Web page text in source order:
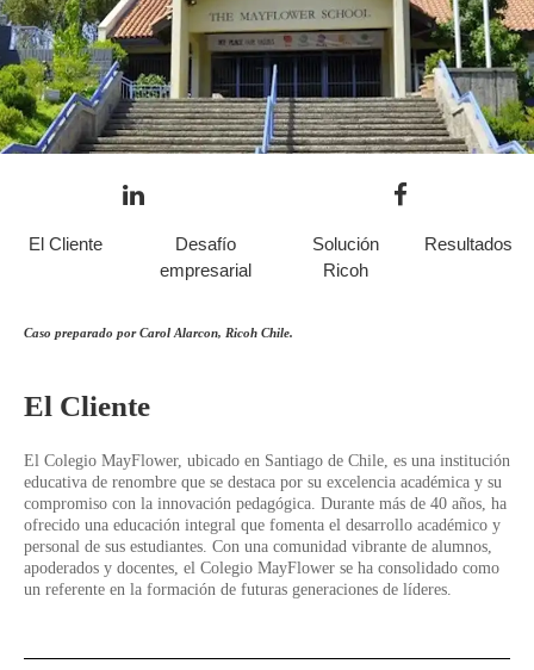
El Cliente
Desafío
empresarial
Solución
Ricoh
Resultados
Caso preparado por Carol Alarcon, Ricoh Chile.
El Cliente
El Colegio MayFlower, ubicado en Santiago de Chile, es una institución
educativa de renombre que se destaca por su excelencia académica y su
compromiso con la innovación pedagógica. Durante más de 40 años, ha
ofrecido una educación integral que fomenta el desarrollo académico y
personal de sus estudiantes. Con una comunidad vibrante de alumnos,
apoderados y docentes, el Colegio MayFlower se ha consolidado como
un referente en la formación de futuras generaciones de líderes.